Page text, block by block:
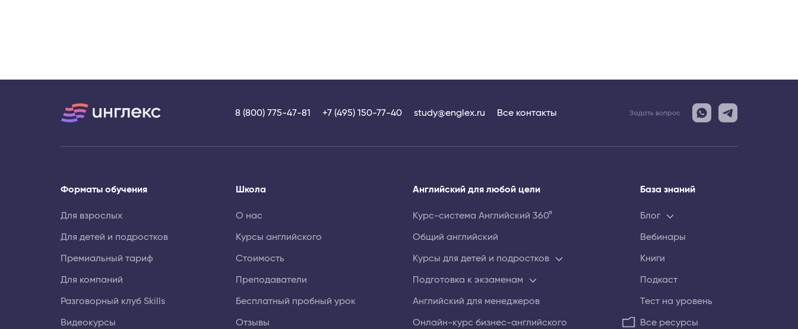
8 (800) 775-47-81 +7 (495) 150-77-40 study@englex.ru Все контакты Задать вопрос
Форматы обучения
Для взрослых
Для детей и подростков
Премиальный тариф
Для компаний
Разговорный клуб Skills
Видеокурсы
Школа
О нас
Курсы английского
Стоимость
Преподаватели
Бесплатный пробный урок
Отзывы
Английский для любой цели
Курс-система Английский 360°
Общий английский
Курсы для детей и подростков
Подготовка к экзаменам
Английский для менеджеров
Онлайн⁠-⁠курс бизнес⁠-английского
База знаний
Блог
Вебинары
Книги
Подкаст
Тест на уровень
Все ресурсы